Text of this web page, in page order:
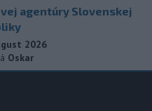
agentúry Slovenskej
2026
Oskar